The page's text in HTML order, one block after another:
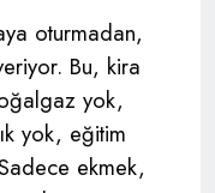
oturmadan,
Bu, kira
yok,
yok, eğitim
ekmek,